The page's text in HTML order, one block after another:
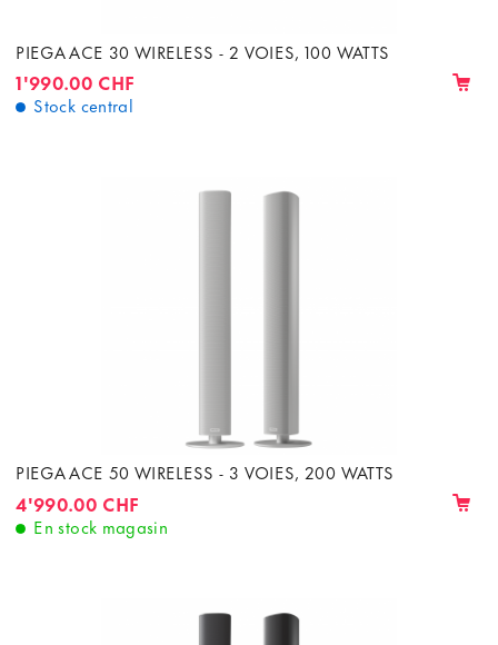
PIEGA ACE 30 WIRELESS - 2 VOIES, 100 WATTS
1'990.00 CHF
Stock central
PIEGA ACE 50 WIRELESS - 3 VOIES, 200 WATTS
4'990.00 CHF
En stock magasin